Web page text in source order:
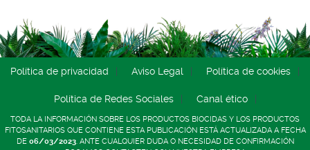
Política de privacidad Aviso Legal Política de cookies
Política de Redes Sociales Canal ético
TODA LA INFORMACIÓN SOBRE LOS PRODUCTOS BIOCIDAS Y LOS PRODUCTOS
FITOSANITARIOS QUE CONTIENE ESTA PUBLICACIÓN ESTÁ ACTUALIZADA A FECHA
DE 06/03/2023. ANTE CUALQUIER DUDA O NECESIDAD DE CONFIRMACIÓN